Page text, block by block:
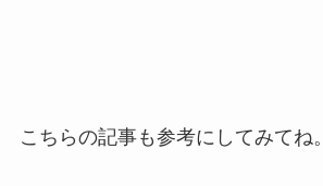
こちらの記事も参考にしてみてね。